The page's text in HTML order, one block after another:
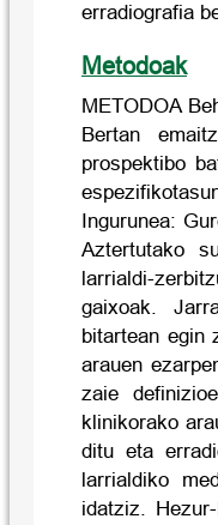
erradiografia
Metodoak
METODOA
Bertan
prospektibo
Ingurunea:
Aztertutako
larrialdi-
gaixoak.
bitartean egin
arauen
zaie
klinikorako
ditu eta
larrialdiko
idatziz.